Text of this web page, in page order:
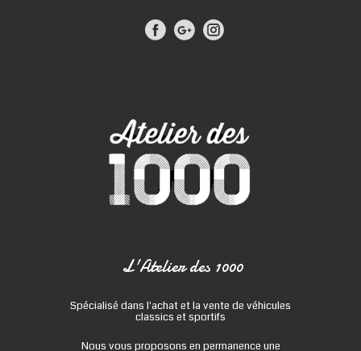
L'Atelier des 1000
Spécialisé dans l'achat et la vente de véhicules
classics et sportifs
Nous vous proposons en permanence une